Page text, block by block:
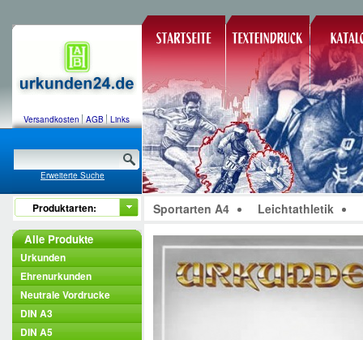
Versandkosten AGB Links
Erweiterte Suche
Produktarten:
Alle Produkte
Urkunden
Ehrenurkunden
Neutrale Vordrucke
DIN A3
DIN A5
Sportarten A4 Leichtathletik